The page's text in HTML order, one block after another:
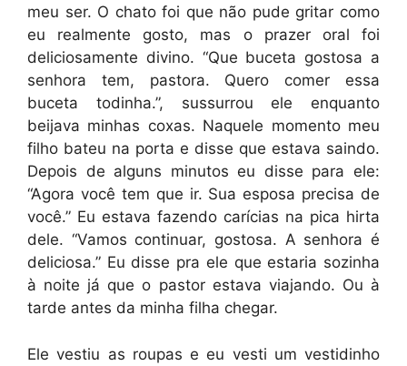
meu ser. O chato foi que não pude gritar como
eu realmente gosto, mas o prazer oral foi
deliciosamente divino. “Que buceta gostosa a
senhora tem, pastora. Quero comer essa
buceta todinha.”, sussurrou ele enquanto
beijava minhas coxas. Naquele momento meu
filho bateu na porta e disse que estava saindo.
Depois de alguns minutos eu disse para ele:
“Agora você tem que ir. Sua esposa precisa de
você.” Eu estava fazendo carícias na pica hirta
dele. “Vamos continuar, gostosa. A senhora é
deliciosa.” Eu disse pra ele que estaria sozinha
à noite já que o pastor estava viajando. Ou à
tarde antes da minha filha chegar.
Ele vestiu as roupas e eu vesti um vestidinho